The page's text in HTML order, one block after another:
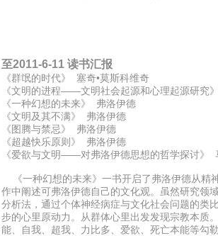
至2011-6-11 读书汇报
《群氓的时代》 塞奇•莫斯科维奇
《文明的进程——文明社会起源和心理起源研究
《一种幻想的未来》 弗洛伊德
《文明及其不满》 弗洛伊德
《图腾与禁忌》 弗洛伊德
《超越快乐原则》 弗洛伊德
《爱欲与文明——对弗洛伊德思想的哲学探讨》
《一种幻想的未来》一书开启了弗洛伊德从精
作中阐述可弗洛伊德自己的文化观。虽然研究领
分析法，通过个体神经病症与文化社会问题的类
步的心里原动力。从群体心里出发发现宗教本质
能、自我、超我、力比多、爱欲、死亡本能等勾